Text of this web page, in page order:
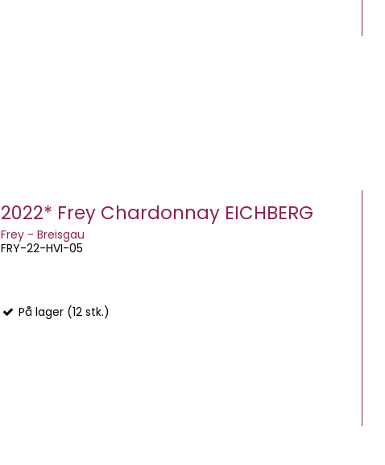
2022* Frey Chardonnay EICHBERG
Frey - Breisgau
FRY-22-HVI-05
På lager (12 stk.)